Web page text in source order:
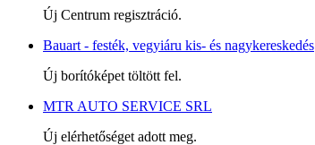
Új Centrum regisztráció.
Bauart - festék, vegyiáru kis- és nagykereskedés
Új borítóképet töltött fel.
MTR AUTO SERVICE SRL
Új elérhetőséget adott meg.